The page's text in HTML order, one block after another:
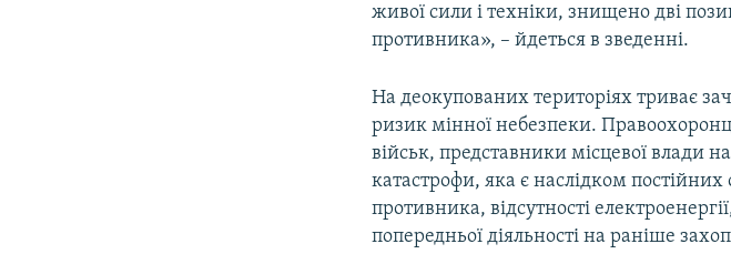
живої сили і техніки, знищено дві
противника», – йдеться в зведенні.
На деокупованих територіях триває
ризик мінної небезпеки.
військ, представники місцевої влади
катастрофи, яка є наслідком постійних
противника, відсутності
попередньої діяльності на раніше